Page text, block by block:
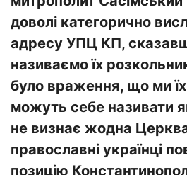
доволі категорично
адресу УПЦ КП,
називаємо їх
було враження, що ми
можуть себе називати
не визнає жодна
православні українці
позицію